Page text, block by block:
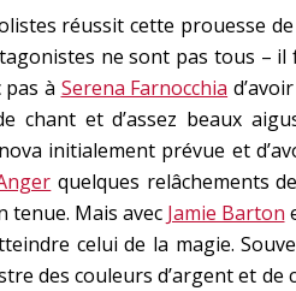
réussit cette prouesse
ne sont pas tous –
pas à Serena Farnocchia
chant et d’assez beaux
initialement prévue et
quelques relâchements
tenue. Mais avec Jamie Barton
celui de la magie.
des couleurs d’argent et de